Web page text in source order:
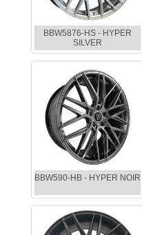
BBW5876-HS - HYPER
SILVER
BBW590-HB - HYPER NOIR